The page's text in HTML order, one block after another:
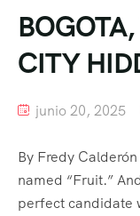
CITY
junio 20, 2025
By Fredy
named “Fruit.”
perfect candidate